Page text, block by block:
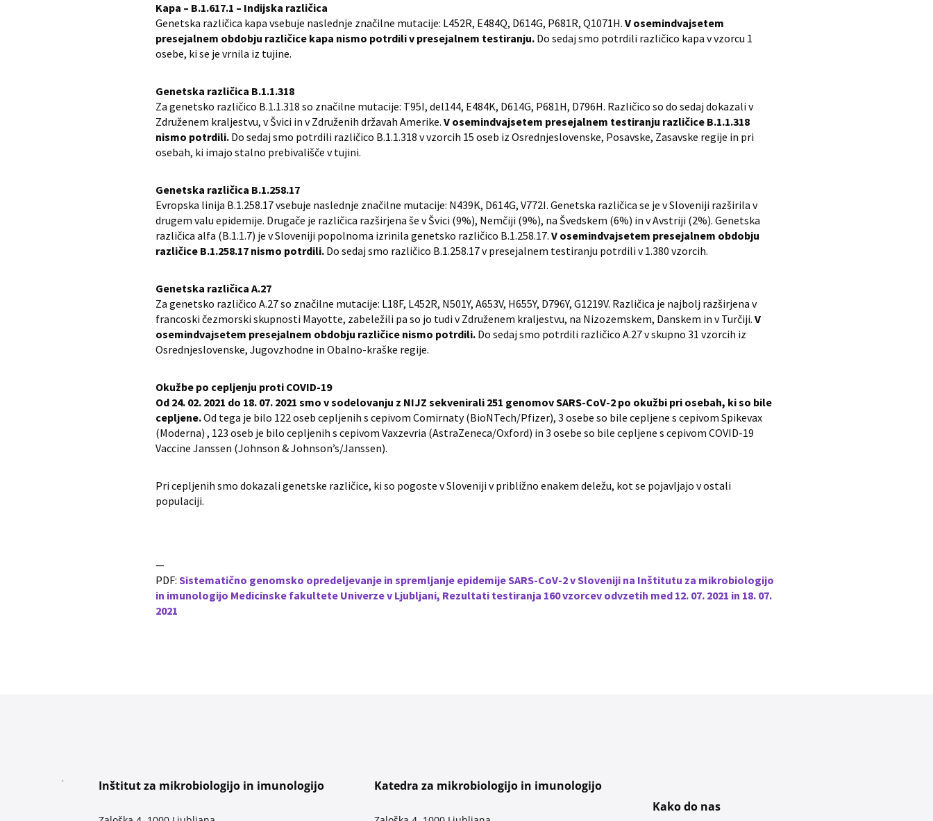
Kapa – B.1.617.1 – Indijska različica
Genetska različica kapa vsebuje naslednje značilne mutacije: L452R, E484Q, D614G, P681R, Q1071H. V osemindvajsetem
presejalnem obdobju različice kapa nismo potrdili v presejalnem testiranju. Do sedaj smo potrdili različico kapa v vzorcu 1
osebe, ki se je vrnila iz tujine.
Genetska različica B.1.1.318
Za genetsko različico B.1.1.318 so značilne mutacije: T95I, del144, E484K, D614G, P681H, D796H. Različico so do sedaj dokazali v
Združenem kraljestvu, v Švici in v Združenih državah Amerike. V osemindvajsetem presejalnem testiranju različice B.1.1.318
nismo potrdili. Do sedaj smo potrdili različico B.1.1.318 v vzorcih 15 oseb iz Osrednjeslovenske, Posavske, Zasavske regije in pri
osebah, ki imajo stalno prebivališče v tujini.
Genetska različica B.1.258.17
Evropska linija B.1.258.17 vsebuje naslednje značilne mutacije: N439K, D614G, V772I. Genetska različica se je v Sloveniji razširila v
drugem valu epidemije. Drugače je različica razširjena še v Švici (9%), Nemčiji (9%), na Švedskem (6%) in v Avstriji (2%). Genetska
različica alfa (B.1.1.7) je v Sloveniji popolnoma izrinila genetsko različico B.1.258.17. V osemindvajsetem presejalnem obdobju
različice B.1.258.17 nismo potrdili. Do sedaj smo različico B.1.258.17 v presejalnem testiranju potrdili v 1.380 vzorcih.
Genetska različica A.27
Za genetsko različico A.27 so značilne mutacije: L18F, L452R, N501Y, A653V, H655Y, D796Y, G1219V. Različica je najbolj razširjena v
francoski čezmorski skupnosti Mayotte, zabeležili pa so jo tudi v Združenem kraljestvu, na Nizozemskem, Danskem in v Turčiji. V
osemindvajsetem presejalnem obdobju različice nismo potrdili. Do sedaj smo potrdili različico A.27 v skupno 31 vzorcih iz
Osrednjeslovenske, Jugovzhodne in Obalno-kraške regije.
Okužbe po cepljenju proti COVID-19
Od 24. 02. 2021 do 18. 07. 2021 smo v sodelovanju z NIJZ sekvenirali 251 genomov SARS-CoV-2 po okužbi pri osebah, ki so bile
cepljene.Od tega je bilo 122 oseb cepljenih s cepivom Comirnaty (BioNTech/Pfizer), 3 osebe so bile cepljene s cepivom Spikevax
(Moderna) , 123 oseb je bilo cepljenih s cepivom Vaxzevria (AstraZeneca/Oxford) in 3 osebe so bile cepljene s cepivom COVID-19
Vaccine Janssen (Johnson & Johnson’s/Janssen).
Pri cepljenih smo dokazali genetske različice, ki so pogoste v Sloveniji v približno enakem deležu, kot se pojavljajo v ostali
populaciji.
—
PDF: Sistematično genomsko opredeljevanje in spremljanje epidemije SARS-CoV-2 v Sloveniji na Inštitutu za mikrobiologijo
in imunologijo Medicinske fakultete Univerze v Ljubljani, Rezultati testiranja 160 vzorcev odvzetih med 12. 07. 2021 in 18. 07.
2021
Inštitut za mikrobiologijo in imunologijo Katedra za mikrobiologijo in imunologijo
Kako do nas